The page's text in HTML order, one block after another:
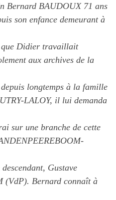
Bernard BAUDOUX 71 ans
son enfance demeurant à
Didier travaillait
aux archives de la
longtemps à la famille
LALOY, il lui demanda
sur une branche de cette
Gustave
(VdP). Bernard connaît à